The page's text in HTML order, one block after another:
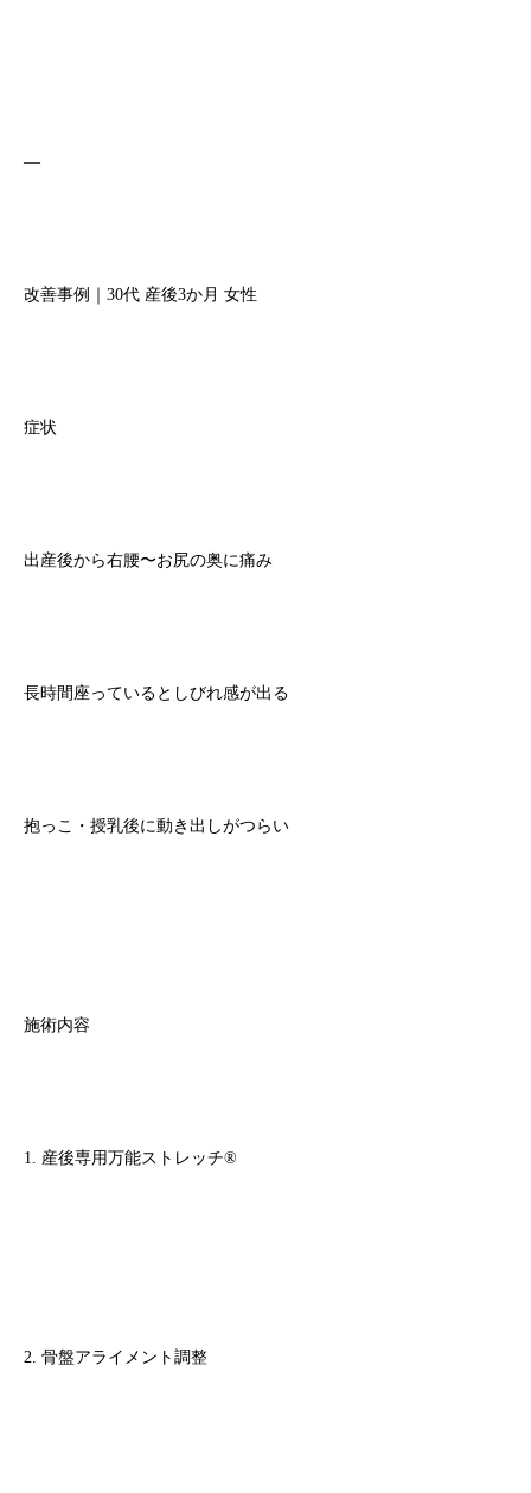
—
改善事例｜30代 産後3か月 女性
症状
出産後から右腰〜お尻の奥に痛み
長時間座っているとしびれ感が出る
抱っこ・授乳後に動き出しがつらい
施術内容
1. 産後専用万能ストレッチ®
2. 骨盤アライメント調整